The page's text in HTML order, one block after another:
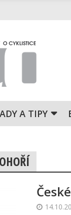
A TIPY